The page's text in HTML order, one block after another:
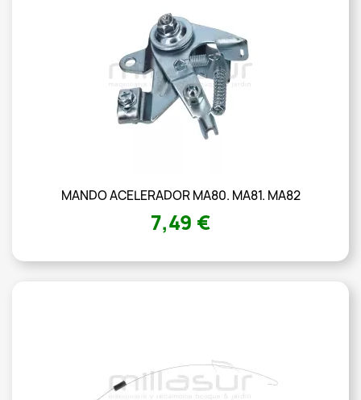
MANDO ACELERADOR MA80. MA81. MA82
7,49 €